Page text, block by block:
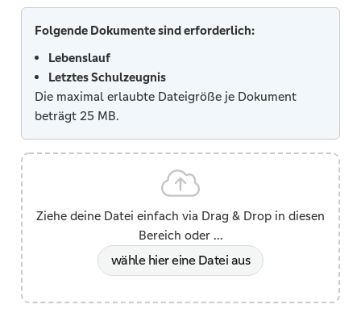
Folgende Dokumente sind erforderlich:
Lebenslauf
Letztes Schulzeugnis
Die maximal erlaubte Dateigröße je Dokument
beträgt 25 MB.
Ziehe deine Datei einfach via Drag & Drop in diesen
Bereich oder ...
wähle hier eine Datei aus